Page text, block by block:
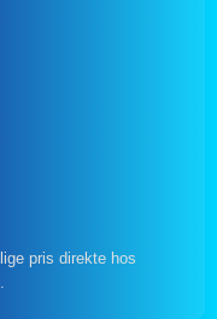
pris direkte hos